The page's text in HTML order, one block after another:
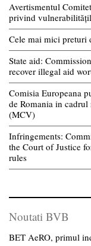
Avertismentul
privind
Cele mai mici preturi
State aid:
recover illegal aid
Comisia Europeana
de Romania in
(MCV)
Infringements:
the Court of Justice
rules
Noutati BVB
BET AeRO, primul